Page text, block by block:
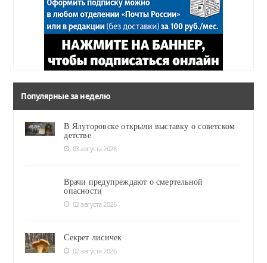
Популярные за неделю
В Ялуторовске открыли выставку о советском
детстве
03 августа 2026
Врачи предупреждают о смертельной
опасности
02 августа 2026
Секрет лисичек
02 августа 2026